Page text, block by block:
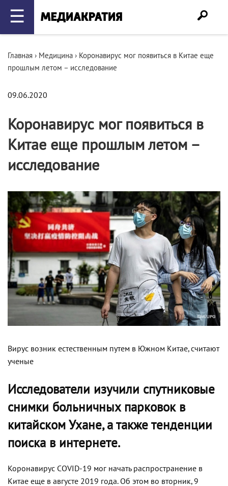
☰
Главная › Медицина › Коронавирус мог появиться в Китае еще
прошлым летом – исследование
09.06.2020
Коронавирус мог появиться в
Китае еще прошлым летом –
исследование
Вирус возник естественным путем в Южном Китае, считают
ученые
Исследователи изучили спутниковые
снимки больничных парковок в
китайском Ухане, а также тенденции
поиска в интернете.
Коронавирус COVID-19 мог начать распространение в
Китае еще в августе 2019 года. Об этом во вторник, 9